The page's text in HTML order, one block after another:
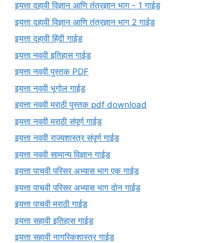
इयत्ता दहावी विज्ञान आणि तंत्रज्ञान भाग - 1 गाईड
इयत्ता दहावी विज्ञान आणि तंत्रज्ञान भाग 2 गाईड
इयत्ता दहावी हिंदी गाईड
इयत्ता नववी इतिहास गाईड
इयत्ता नववी पुस्तक PDF
इयत्ता नववी भूगोल गाईड
इयत्ता नववी मराठी पुस्तक pdf download
इयत्ता नववी मराठी संपूर्ण गाईड
इयत्ता नववी राज्यशास्त्र संपूर्ण गाईड
इयत्ता नववी सामान्य विज्ञान गाईड
इयत्ता पाचवी परिसर अभ्यास भाग एक गाईड
इयत्ता पाचवी परिसर अभ्यास भाग दोन गाईड
इयत्ता पाचवी मराठी गाईड
इयत्ता सहावी इतिहास गाईड
इयत्ता सहावी नागरिकशास्त्र गाईड